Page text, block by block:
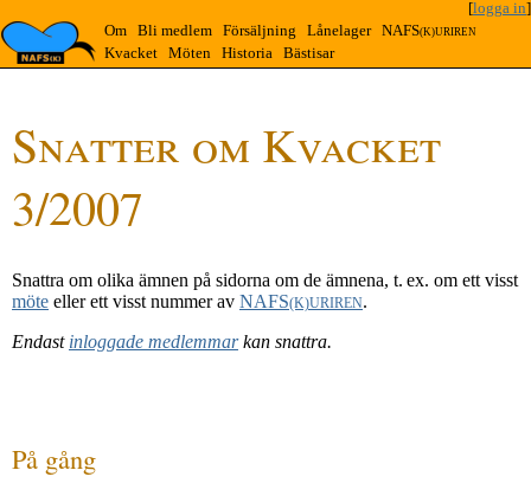
[logga in]
Om
Bli medlem Försäljning Lånelager NAFS(K)URIREN
Kvacket Möten Historia Bästisar
Snatter om Kvacket
3/2007
Snattra om olika ämnen på sidorna om de ämnena, t. ex. om ett visst
möte eller ett visst nummer av NAFS(K)URIREN.
Endast inloggade medlemmarkan snattra.
På gång